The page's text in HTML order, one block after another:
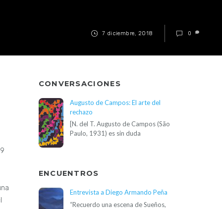
7 diciembre, 2018 0
CONVERSACIONES
Augusto de Campos: El arte del
rechazo
[N. del T. Augusto de Campos (São
Paulo, 1931) es sin duda
ENCUENTROS
Entrevista a Diego Armando Peña
“Recuerdo una escena de Sueños,